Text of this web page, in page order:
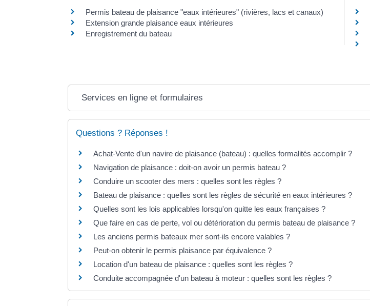
Permis bateau de plaisance "eaux intérieures" (rivières, lacs et canaux)
Extension grande plaisance eaux intérieures
Enregistrement du bateau
Services en ligne et formulaires
Questions ? Réponses !
Achat-Vente d'un navire de plaisance (bateau) : quelles formalités accomplir ?
Navigation de plaisance : doit-on avoir un permis bateau ?
Conduire un scooter des mers : quelles sont les règles ?
Bateau de plaisance : quelles sont les règles de sécurité en eaux intérieures ?
Quelles sont les lois applicables lorsqu'on quitte les eaux françaises ?
Que faire en cas de perte, vol ou détérioration du permis bateau de plaisance ?
Les anciens permis bateaux mer sont-ils encore valables ?
Peut-on obtenir le permis plaisance par équivalence ?
Location d'un bateau de plaisance : quelles sont les règles ?
Conduite accompagnée d'un bateau à moteur : quelles sont les règles ?